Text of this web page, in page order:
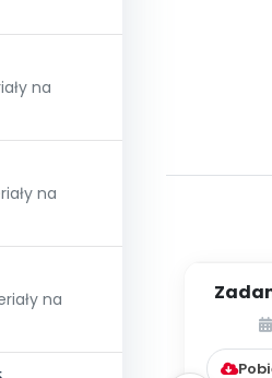
na
na
na